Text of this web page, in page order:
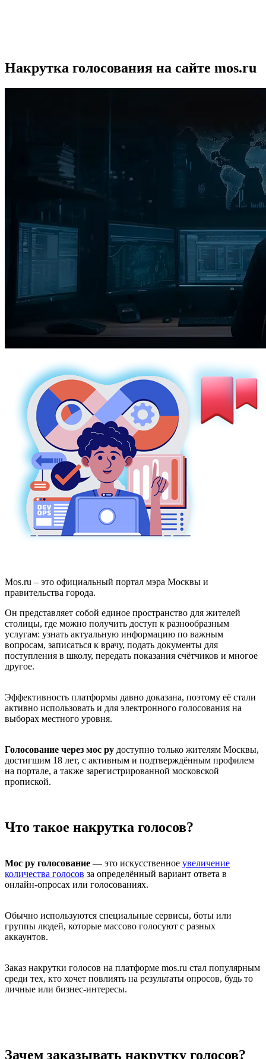
Накрутка голосования на сайте mos.ru
Mos.ru – это официальный портал мэра Москвы и
правительства города.
Он представляет собой единое пространство для жителей
столицы, где можно получить доступ к разнообразным
услугам: узнать актуальную информацию по важным
вопросам, записаться к врачу, подать документы для
поступления в школу, передать показания счётчиков и многое
другое.
Эффективность платформы давно доказана, поэтому её стали
активно использовать и для электронного голосования на
выборах местного уровня.
Голосование через мос ру доступно только жителям Москвы,
достигшим 18 лет, с активным и подтверждённым профилем
на портале, а также зарегистрированной московской
пропиской.
Что такое накрутка голосов?
Мос ру голосование — это искусственное увеличение
количества голосов за определённый вариант ответа в
онлайн-опросах или голосованиях.
Обычно используются специальные сервисы, боты или
группы людей, которые массово голосуют с разных
аккаунтов.
Заказ накрутки голосов на платформе mos.ru стал популярным
среди тех, кто хочет повлиять на результаты опросов, будь то
личные или бизнес-интересы.
Зачем заказывать накрутку голосов?